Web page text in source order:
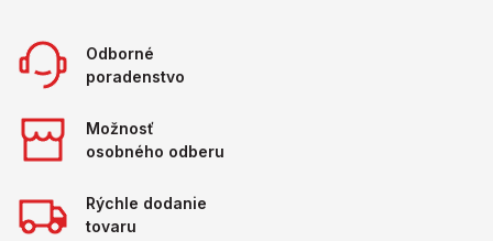
Odborné
poradenstvo
Možnosť
osobného odberu
Rýchle dodanie
tovaru